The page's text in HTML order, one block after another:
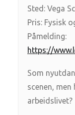
Sted: Vega
Pris: Fysisk
Påmelding:
https://
Som
scenen,
arbeidslivet?